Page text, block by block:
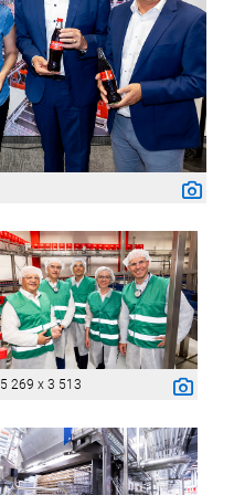
5 269 x 3 513